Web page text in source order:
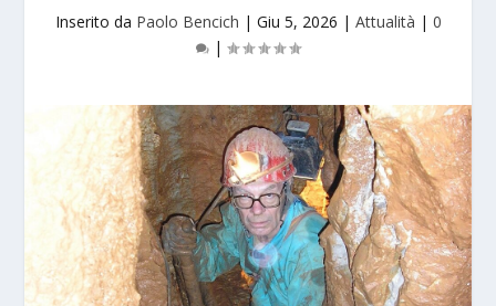
Inserito da Paolo Bencich | Giu 5, 2026 | Attualità | 0
|